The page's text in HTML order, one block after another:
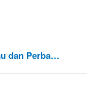
dan Perba…